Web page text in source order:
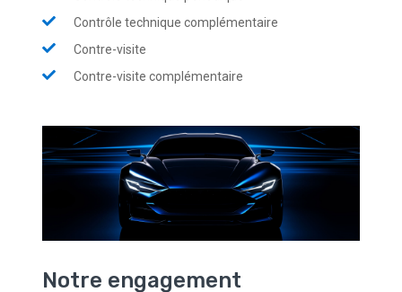
Contrôle technique complémentaire
Contre-visite
Contre-visite complémentaire
Notre engagement